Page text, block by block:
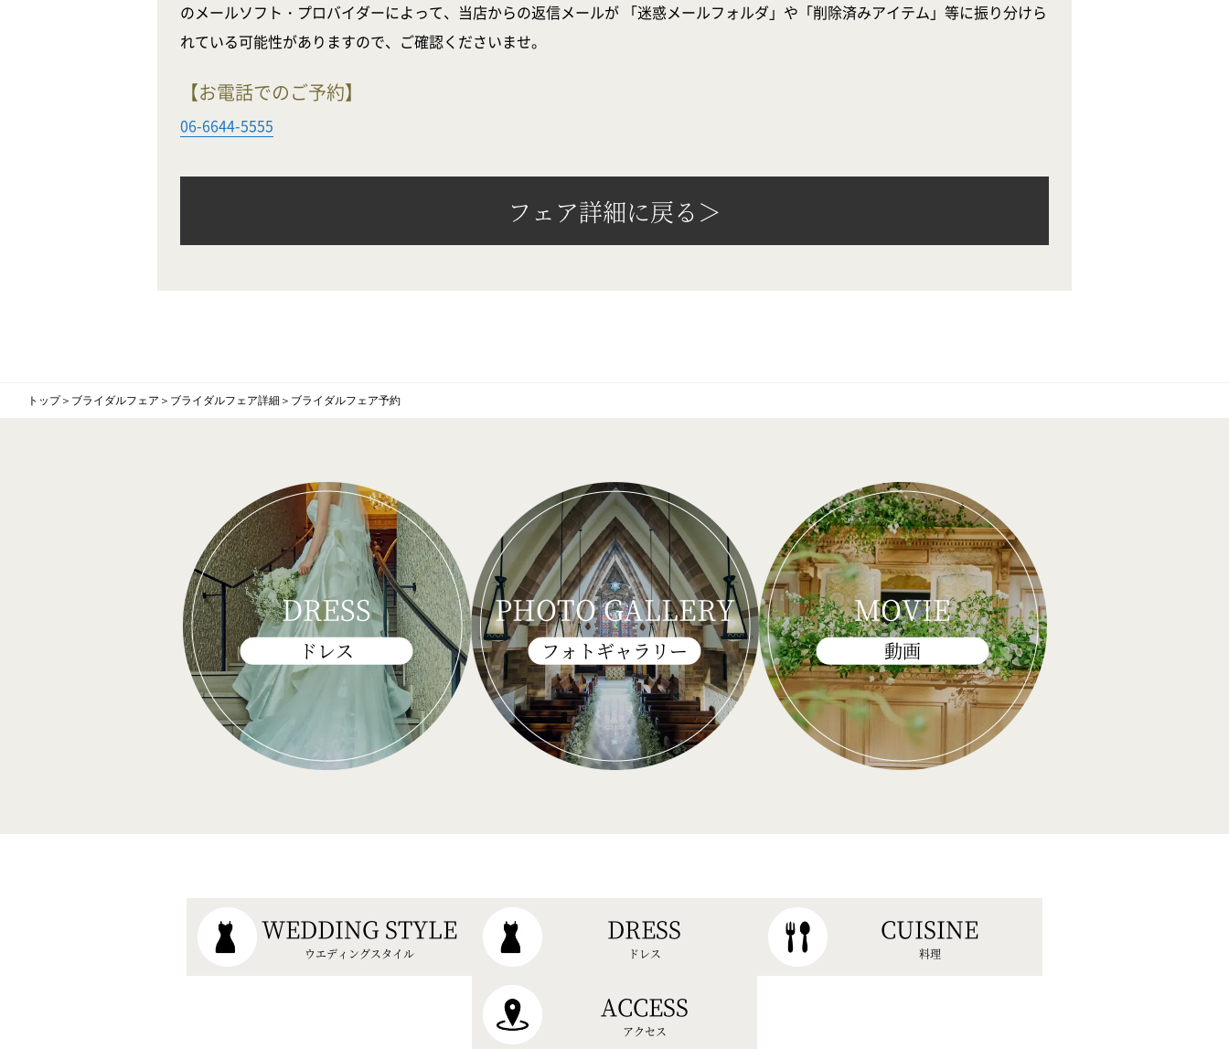
のメールソフト・プロバイダーによって、当店からの返信メールが 「迷惑メールフォルダ」や「削除済みアイテム」等に振り分けら
れている可能性がありますので、ご確認くださいませ。
【お電話でのご予約】
06-6644-5555
フェア詳細に戻る＞
トップ＞ ブライダルフェア ＞ ブライダルフェア詳細 ＞ ブライダルフェア予約
DRESS
ドレス
PHOTO GALLERY
フォトギャラリー
MOVIE
動画
WEDDING STYLE
ウエディングスタイル
DRESS
ドレス
CUISINE
料理
ACCESS
アクセス